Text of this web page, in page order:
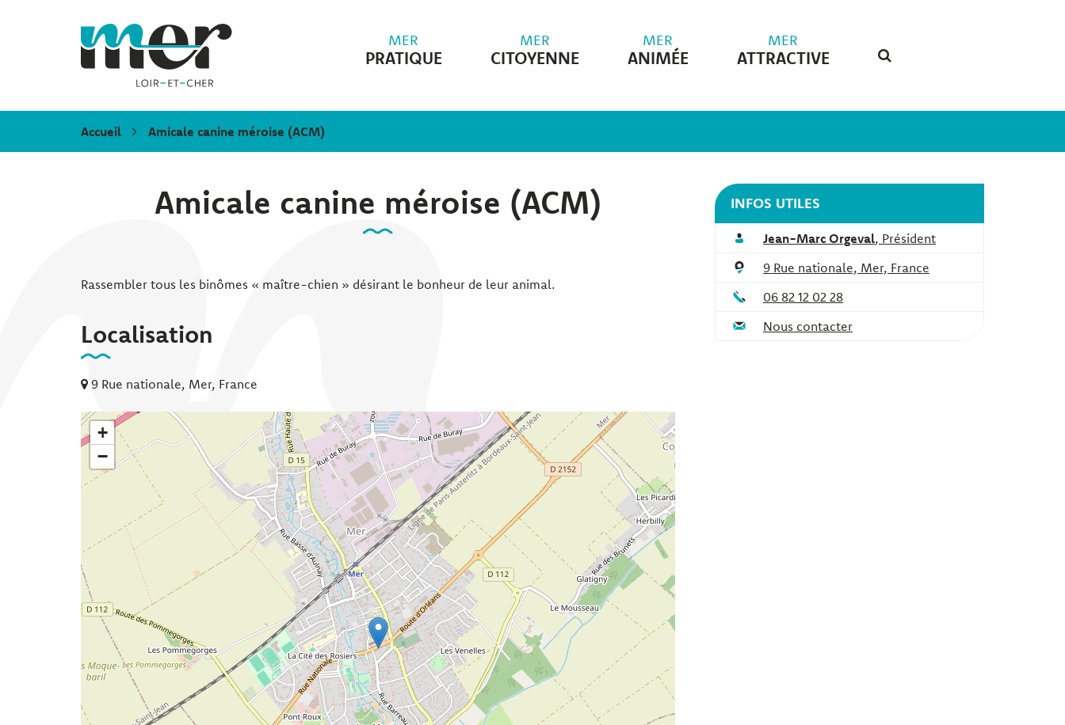
Mer MER
PRATIQUE
MER
CITOYENNE
MER
ANIMÉE
MER
ATTRACTIVE
Accueil Amicale canine méroise (ACM)
Amicale canine méroise (ACM)
Rassembler tous les binômes « maître-chien » désirant le bonheur de leur animal.
Localisation
9 Rue nationale, Mer, France
+
−
INFOS UTILES
Jean-Marc Orgeval, Président
9 Rue nationale, Mer, France
06 82 12 02 28
Nous contacter